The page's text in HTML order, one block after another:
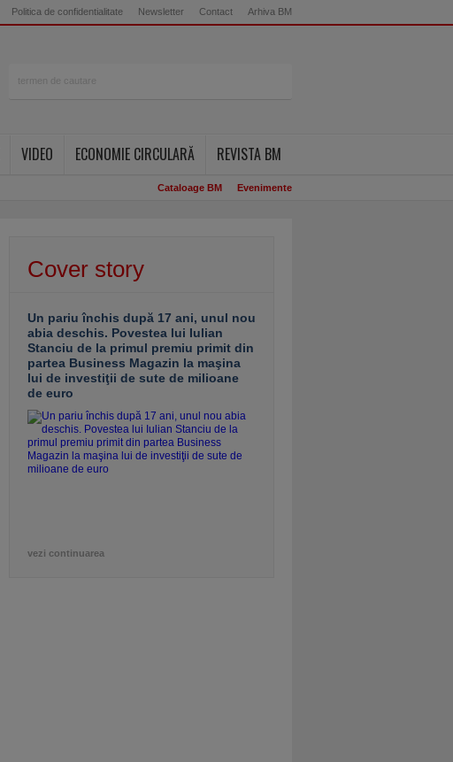
Politica de confidentialitate Newsletter Contact Arhiva BM
VIDEO ECONOMIE CIRCULARĂ REVISTA BM
Cataloage BM Evenimente
Cover story
Un pariu închis după 17 ani, unul nou
abia deschis. Povestea lui Iulian
Stanciu de la primul premiu primit din
partea Business Magazin la maşina
lui de investiţii de sute de milioane
de euro
vezi continuarea